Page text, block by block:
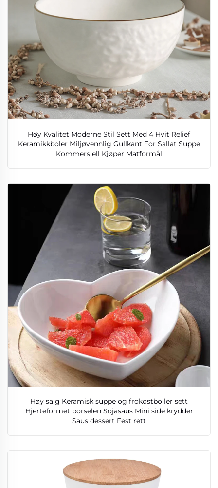
Høy Kvalitet Moderne Stil Sett Med 4 Hvit Relief
Keramikkboler Miljøvennlig Gullkant For Sallat Suppe
Kommersiell Kjøper Matformål
Høy salg Keramisk suppe og frokostboller sett
Hjerteformet porselen Sojasaus Mini side krydder
Saus dessert Fest rett